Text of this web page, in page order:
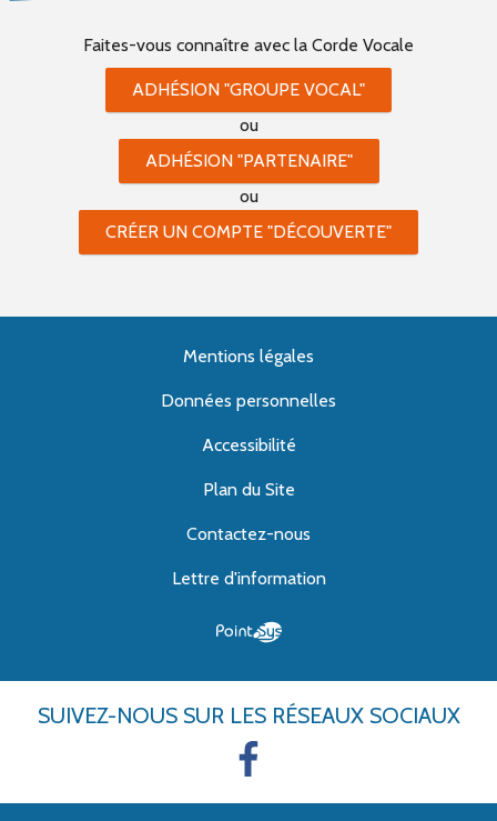
Faites-vous connaître avec la Corde Vocale
ADHÉSION "GROUPE VOCAL"
ou
ADHÉSION "PARTENAIRE"
ou
CRÉER UN COMPTE "DÉCOUVERTE"
Mentions légales
Données personnelles
Accessibilité
Plan du Site
Contactez-nous
Lettre d'information
SUIVEZ-NOUS SUR LES RÉSEAUX SOCIAUX